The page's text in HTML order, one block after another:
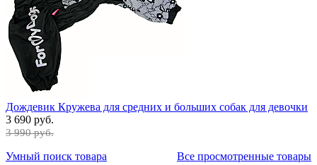
Дождевик Кружева для средних и больших собак для девочки
3 690 руб.
3 990 руб.
Все просмотренные товары
Умный поиск товара